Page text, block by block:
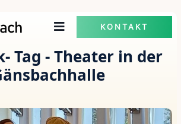
KONTAKT
Tag - Theater in der